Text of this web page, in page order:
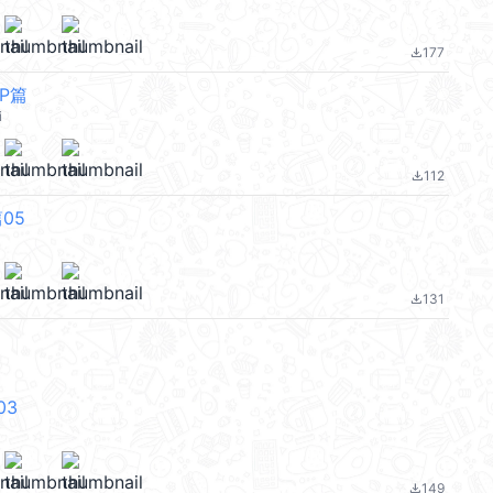
file_download177
篇
file_download112
05
file_download131
file_download149